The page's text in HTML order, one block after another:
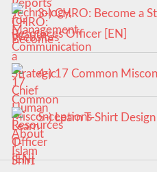
3-) CHRO: Become a
Resources Officer [EN]
4-) 17 Common
5-) Learn T-Shirt